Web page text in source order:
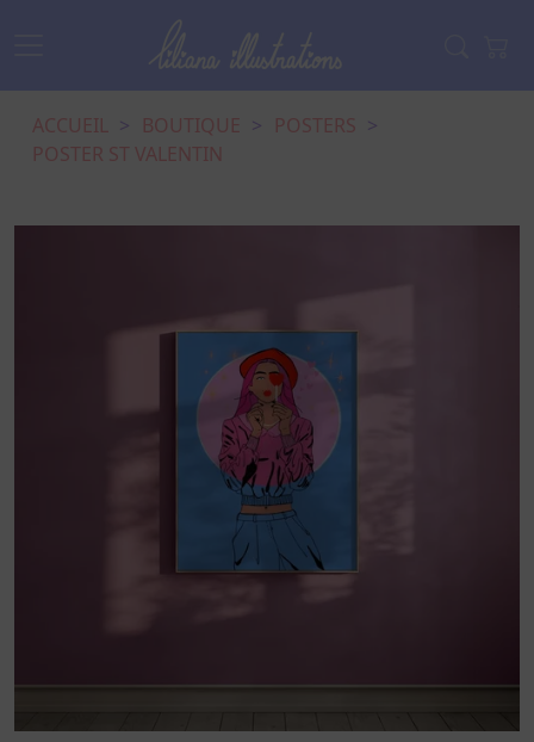
ACCUEIL BOUTIQUE
POSTERS
POSTER ST VALENTIN